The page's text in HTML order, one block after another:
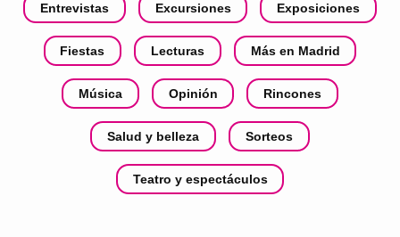
Entrevistas Excursiones Exposiciones
Fiestas Lecturas Más en Madrid
Música Opinión Rincones
Salud y belleza Sorteos
Teatro y espectáculos